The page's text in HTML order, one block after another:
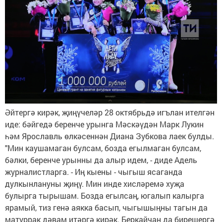
Әйтергә кирәк, җиңүчеләр 28 октябрьдә игълан ителгән
иде: бәйгедә беренче урынга Мәскәүдән Марк Лукин
һәм Ярославль өлкәсеннән Диана Зубкова лаек булды.
"Мин каушамаган булсам, бозда егылмаган булсам,
бәлки, беренче урынны да алыр идем, - диде Адель
журналистларга. - Иң кыены - чыгыш ясаганда
дулкынлануны җиңү. Мин инде хисләремә хуҗа
булырга тырышам. Бозда егылсаң, югалып калырга
ярамый, тиз генә аякка басып, чыгышыңны тагын да
матуррак дәвам итәргә кирәк. Беркайчан да бирешергә